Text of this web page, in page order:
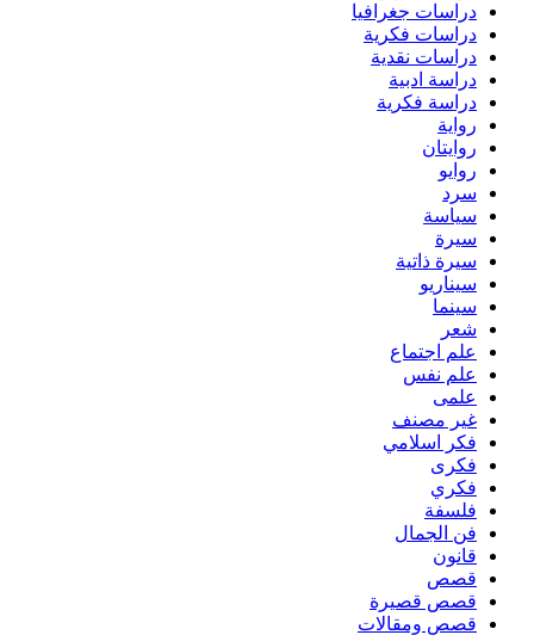
دراسات جغرافيا
دراسات فكرية
دراسات نقدية
دراسة ادبية
دراسة فكرية
رواية
روايتان
روايو
سرد
سياسة
سيرة
سيرة ذاتية
سيناريو
سينما
شعر
علم اجتماع
علم نفس
علمى
غير مصنف
فكر اسلامي
فكرى
فكري
فلسفة
فن الجمال
قانون
قصص
قصص قصيرة
قصص ومقالات